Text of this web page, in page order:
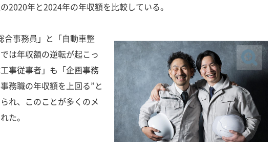
2020年と2024年の年収額を比較している。
合事務員」と「自動車整
は年収額の逆転が起こっ
事従事者」も「企画事務
務職の年収額を上回る”と
れ、このことが多くのメ
た。